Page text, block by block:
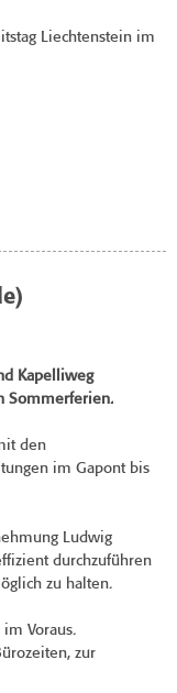
Liechtenstein im
Kapelliweg
Sommerferien.
den
im Gapont bis
Ludwig
durchzuführen
zu halten.
Voraus.
zur